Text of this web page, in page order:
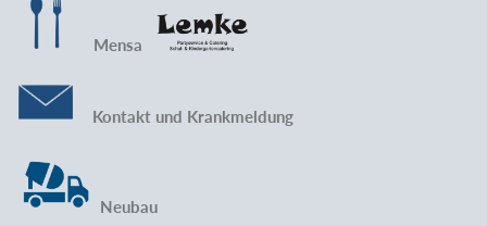
Mensa
Kontakt und Krankmeldung
Neubau